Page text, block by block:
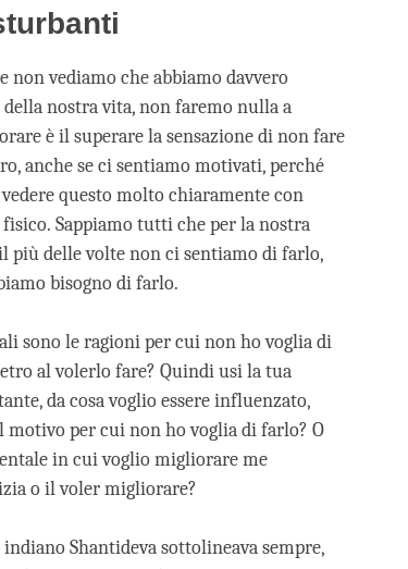
non vediamo che abbiamo davvero
nostra vita, non faremo nulla a
è il superare la sensazione di non fare
anche se ci sentiamo motivati, perché
questo molto chiaramente con
Sappiamo tutti che per la nostra
più delle volte non ci sentiamo di farlo,
bisogno di farlo.
sono le ragioni per cui non ho voglia di
al volerlo fare? Quindi usi la tua
da cosa voglio essere influenzato,
per cui non ho voglia di farlo? O
in cui voglio migliorare me
o il voler migliorare?
Shantideva sottolineava sempre,